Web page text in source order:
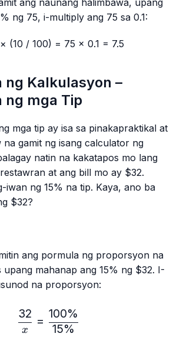
ng 75, i-multiply ang 75 sa 0.1:
(10 / 100) = 75 × 0.1 = 7.5
ng Kalkulasyon –
ng mga Tip
mga tip ay isa sa pinakapraktikal at
gamit ng isang calculator ng
natin na kakatapos mo lang
at ang bill mo ay $32.
iwan ng 15% na tip. Kaya, ano ba
$32?
ang pormula ng proporsyon na
upang mahanap ang 15% ng $32. I-
na proporsyon:
\frac{32}{x} =
x
32
=
15%
100%